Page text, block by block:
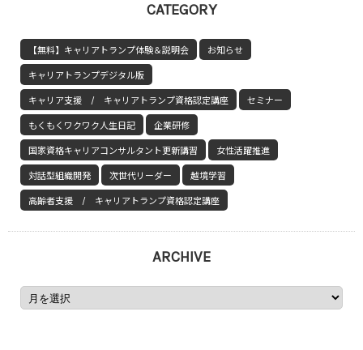
CATEGORY
【無料】キャリアトランプ体験＆説明会 お知らせ
キャリアトランプデジタル版
キャリア支援 / キャリアトランプ資格認定講座 セミナー
もくもくワクワク人生日記 企業研修
国家資格キャリアコンサルタント更新講習 女性活躍推進
対話型組織開発 次世代リーダー 越境学習
高齢者支援 / キャリアトランプ資格認定講座
ARCHIVE